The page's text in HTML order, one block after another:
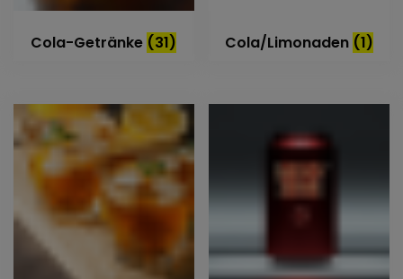
Cola-Getränke (31) Cola/Limonaden (1)